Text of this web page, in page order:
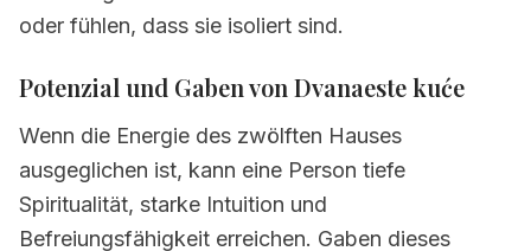
oder fühlen, dass sie isoliert sind.
Potenzial und Gaben von Dvanaeste kuće
Wenn die Energie des zwölften Hauses
ausgeglichen ist, kann eine Person tiefe
Spiritualität, starke Intuition und
Befreiungsfähigkeit erreichen. Gaben dieses